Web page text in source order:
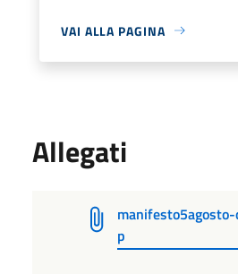
VAI ALLA PAGINA
Allegati
p